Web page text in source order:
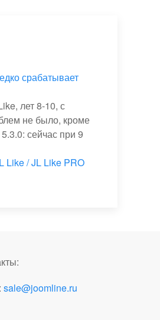
срабатывает
лет 8-10, с
не было, кроме
сейчас при 9
Like / JL Like PRO
sale@joomline.ru